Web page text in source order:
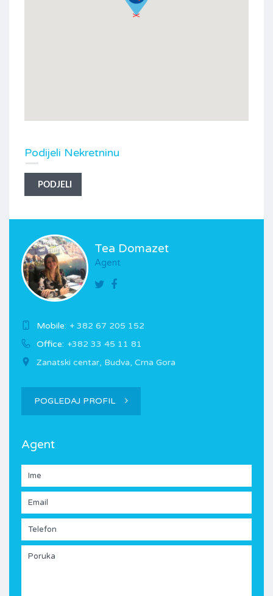
Podijeli Nekretninu
PODJELI
Tea Domazet
Agent
Mobile: + 382 67 205 152
Office: +382 33 45 11 81
Zanatski centar, Budva, Crna Gora
POGLEDAJ PROFIL
Agent